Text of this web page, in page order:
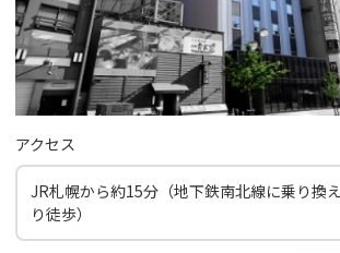
アクセス
JR札幌から約15分（地下鉄南北線に乗り換
り徒歩）